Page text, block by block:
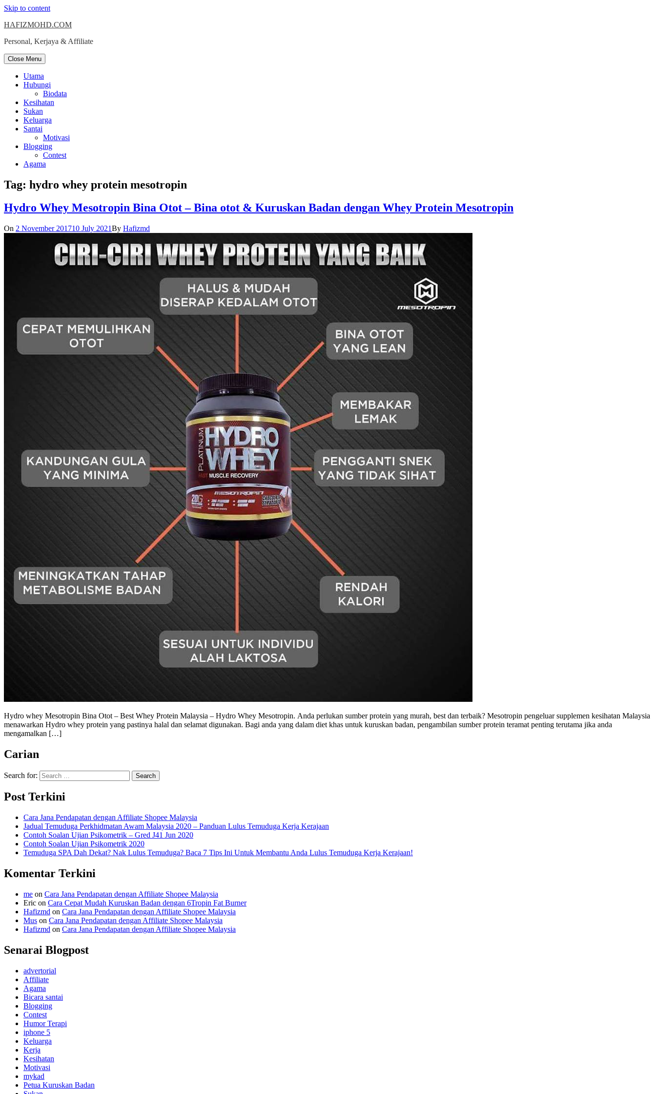
Skip to content
HAFIZMOHD.COM
Personal, Kerjaya & Affiliate
Close Menu
Utama
Hubungi
Biodata
Kesihatan
Sukan
Keluarga
Santai
Motivasi
Blogging
Contest
Agama
Tag: hydro whey protein mesotropin
Hydro Whey Mesotropin Bina Otot – Bina otot & Kuruskan Badan dengan Whey Protein Mesotropin
On 2 November 201710 July 2021By Hafizmd
Hydro whey Mesotropin Bina Otot – Best Whey Protein Malaysia – Hydro Whey Mesotropin. Anda perlukan sumber protein yang murah, best dan terbaik? Mesotropin pengeluar supplemen kesihatan Malaysia
menawarkan Hydro whey protein yang pastinya halal dan selamat digunakan. Bagi anda yang dalam diet khas untuk kuruskan badan, pengambilan sumber protein teramat penting terutama jika anda
mengamalkan […]
Carian
Search for:
Post Terkini
Cara Jana Pendapatan dengan Affiliate Shopee Malaysia
Jadual Temuduga Perkhidmatan Awam Malaysia 2020 – Panduan Lulus Temuduga Kerja Kerajaan
Contoh Soalan Ujian Psikometrik – Gred J41 Jun 2020
Contoh Soalan Ujian Psikometrik 2020
Temuduga SPA Dah Dekat? Nak Lulus Temuduga? Baca 7 Tips Ini Untuk Membantu Anda Lulus Temuduga Kerja Kerajaan!
Komentar Terkini
me on Cara Jana Pendapatan dengan Affiliate Shopee Malaysia
Eric on Cara Cepat Mudah Kuruskan Badan dengan 6Tropin Fat Burner
Hafizmd on Cara Jana Pendapatan dengan Affiliate Shopee Malaysia
Mus on Cara Jana Pendapatan dengan Affiliate Shopee Malaysia
Hafizmd on Cara Jana Pendapatan dengan Affiliate Shopee Malaysia
Senarai Blogpost
advertorial
Affiliate
Agama
Bicara santai
Blogging
Contest
Humor Terapi
iphone 5
Keluarga
Kerja
Kesihatan
Motivasi
mykad
Petua Kuruskan Badan